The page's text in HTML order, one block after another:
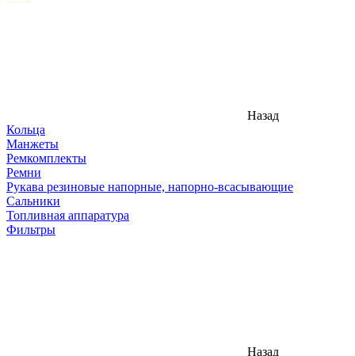
Назад
Кольца
Манжеты
Ремкомплекты
Ремни
Рукава резиновые напорные, напорно-всасывающие
Сальники
Топливная аппаратура
Фильтры
Назад